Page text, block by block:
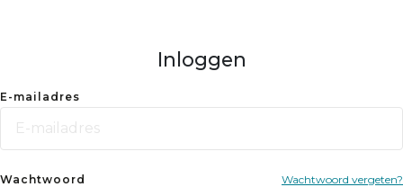
Inloggen
E-mailadres
Wachtwoord Wachtwoord vergeten?